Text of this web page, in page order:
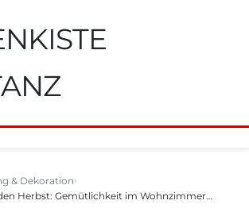
& Dekoration
Herbst: Gemütlichkeit im Wohnzimmer…